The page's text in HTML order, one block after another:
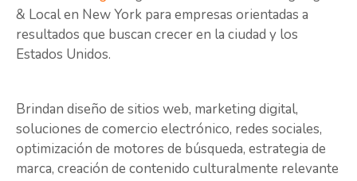
& Local en New York para empresas orientadas a
resultados que buscan crecer en la ciudad y los
Estados Unidos.
Brindan diseño de sitios web, marketing digital,
soluciones de comercio electrónico, redes sociales,
optimización de motores de búsqueda, estrategia de
marca, creación de contenido culturalmente relevante